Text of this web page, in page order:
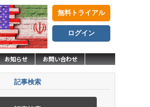
無料トライアル
ログイン
お知らせ お問い合わせ
記事検索